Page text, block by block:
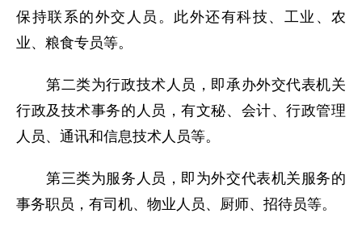
保持联系的外交人员。此外还有科技、工业、农
业、粮食专员等。
第二类为行政技术人员，即承办外交代表机关
行政及技术事务的人员，有文秘、会计、行政管理
人员、通讯和信息技术人员等。
第三类为服务人员，即为外交代表机关服务的
事务职员，有司机、物业人员、厨师、招待员等。